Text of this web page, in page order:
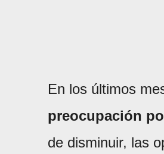
En los últimos
preocupación
de disminuir, las